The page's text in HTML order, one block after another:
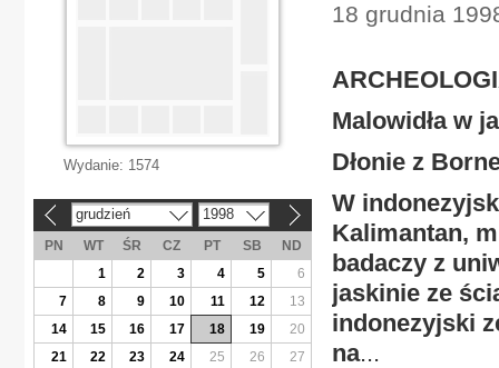
18 grudnia
Malowidła w
Dłonie z
W
Kalimantan,
badaczy z
jaskinie ze
indonezyjski
na...
Wydanie: 1574
grudzień 1998
PN WT ŚR CZ PT SB
ND
1
2 3 4 5
6
7
8 9 10 11 12
13
14
15 16 17 18 19
20
21
22 23 24 25 26
27